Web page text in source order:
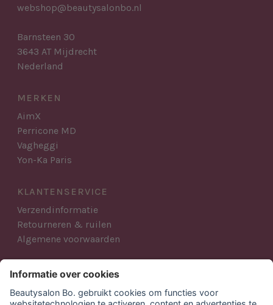
webshop@beautysalonbo.nl
Barnsteen 30
3643 AT Mijdrecht
Nederland
MERKEN
AimX
Perricone MD
Vagheggi
Yon-Ka Paris
KLANTENSERVICE
Verzendinformatie
Retourneren & ruilen
Algemene voorwaarden
AANMELDEN NIEUWSBRIEF
Blijf op de hoogte van al het Beautysalon Bo. nieuws,